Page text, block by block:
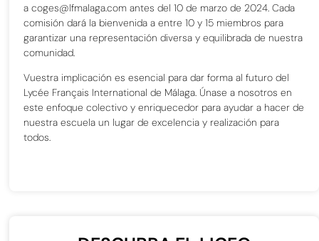
acoges@lfmalaga.com antes del 10 de marzo de 2024. Cada
comisión dará la bienvenida a entre 10 y 15 miembros para
garantizar una representación diversa y equilibrada de nuestra
comunidad.
Vuestra implicación es esencial para dar forma al futuro del
Lycée Français International de Málaga. Únase a nosotros en
este enfoque colectivo y enriquecedor para ayudar a hacer de
nuestra escuela un lugar de excelencia y realización para
todos.